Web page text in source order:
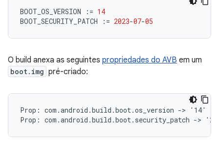
BOOT_OS_VERSION := 14
BOOT_SECURITY_PATCH
:= 2023-07-05
O build anexa as seguintes propriedades do AVB em um
boot.img pré-criado:
Prop: com.android.build.boot.os_version -> '14'